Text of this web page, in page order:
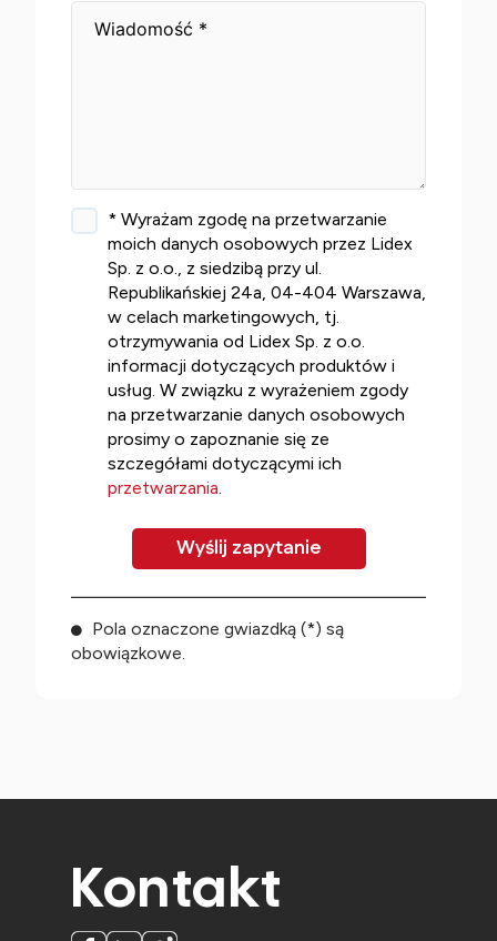
* Wyrażam zgodę na przetwarzanie
moich danych osobowych przez Lidex
Sp. z o.o., z siedzibą przy ul.
Republikańskiej 24a, 04-404 Warszawa,
w celach marketingowych, tj.
otrzymywania od Lidex Sp. z o.o.
informacji dotyczących produktów i
usług. W związku z wyrażeniem zgody
na przetwarzanie danych osobowych
prosimy o zapoznanie się ze
szczegółami dotyczącymi ich
przetwarzania.
Pola oznaczone gwiazdką (*) są
obowiązkowe.
Kontakt